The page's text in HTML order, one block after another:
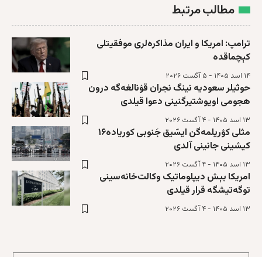
مطالب مرتبط
ترا‌مپ: امریکا و ایران مذاکره‌لری موفقیتلی
کېچماقده
۱۴ اسد ۱۴۰۵ - ۵ آگست ۲۰۲۶
حوثيلر سعوديه‌ نینگ نجران قۉنالغه‌گه درون
هجومی اویوشتیرگنینی دعوا قیلدی
۱۳ اسد ۱۴۰۵ - ۴ آگست ۲۰۲۶
مثلی کۉریلمه‌گن ایسّیق جَنوبی کوریا‌ده۱۶
کیشینی جانینی آلدی
۱۳ اسد ۱۴۰۵ - ۴ آگست ۲۰۲۶
امریکا بېش دیپلوماتیک وکالت‌خانه‌سینی
توگه‌تیشگه قرار قیلدی
۱۳ اسد ۱۴۰۵ - ۴ آگست ۲۰۲۶